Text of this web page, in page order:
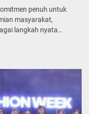
penuh untuk
masyarakat,
langkah nyata